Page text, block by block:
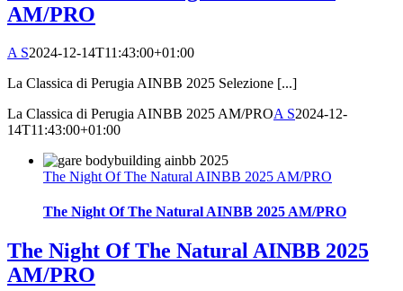
AM/PRO
A S2024-12-14T11:43:00+01:00
La Classica di Perugia AINBB 2025 Selezione [...]
La Classica di Perugia AINBB 2025 AM/PROA S2024-12-
14T11:43:00+01:00
The Night Of The Natural AINBB 2025 AM/PRO
The Night Of The Natural AINBB 2025 AM/PRO
The Night Of The Natural AINBB 2025
AM/PRO